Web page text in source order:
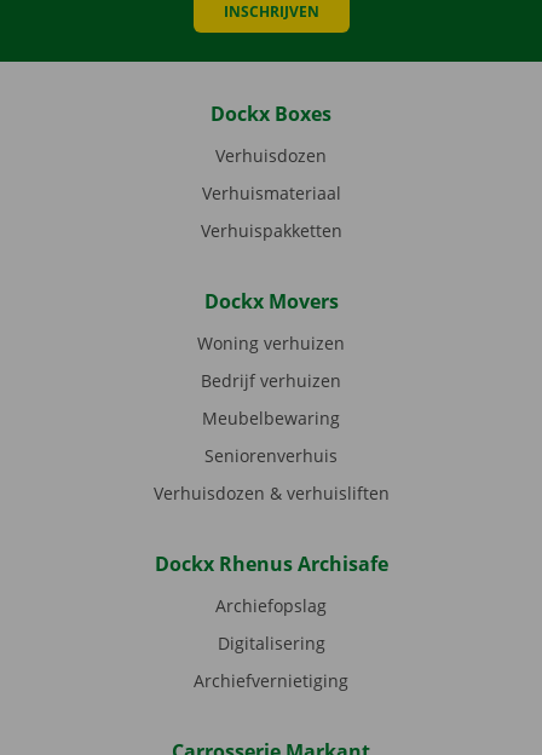
INSCHRIJVEN
Dockx Boxes
Verhuisdozen
Verhuismateriaal
Verhuispakketten
Dockx Movers
Woning verhuizen
Bedrijf verhuizen
Meubelbewaring
Seniorenverhuis
Verhuisdozen & verhuisliften
Dockx Rhenus Archisafe
Archiefopslag
Digitalisering
Archiefvernietiging